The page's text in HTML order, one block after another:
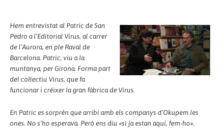
Hem entrevistat al Patric de San
Pedro a l’Editorial Virus, al carrer
de l’Aurora, en ple Raval de
Barcelona. Patric, viu a la
muntanya, per Girona. Forma part
del col·lectiu Virus, que fa
funcionar i créixer la gran fàbrica de Virus.
En Patric es sorprèn que arribi amb els companys d’Okupem les
ones. No s’ho esperava. Però ens diu «si ja estan aquí, fem-ho».